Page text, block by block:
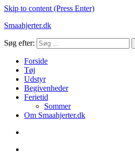
Skip to content (Press Enter)
Smaahjerter.dk
Søg efter:
Forside
Tøj
Udstyr
Begivenheder
Ferietid
Sommer
Om Smaahjerter.dk